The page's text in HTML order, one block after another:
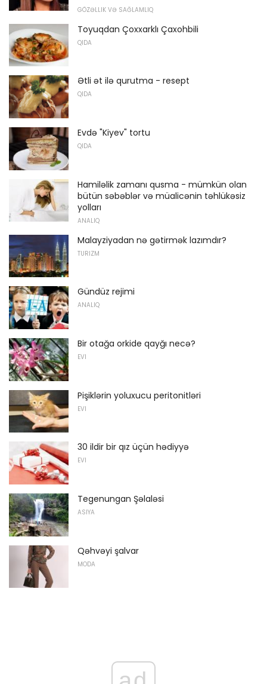
GÖZƏLLIK VƏ SAĞLAMLIQ
Toyuqdan Çoxxarklı Çaxohbili
QIDA
Ətli ət ilə qurutma - resept
QIDA
Evdə "Kiyev" tortu
QIDA
Hamiləlik zamanı qusma - mümkün olan
bütün səbəblər və müalicənin təhlükəsiz
yolları
ANALIQ
Malayziyadan nə gətirmək lazımdır?
TURIZM
Gündüz rejimi
ANALIQ
Bir otağa orkide qayğı necə?
EVI
Pişiklərin yoluxucu peritonitləri
EVI
30 ildir bir qız üçün hədiyyə
EVI
Tegenungan Şəlaləsi
ASIYA
Qəhvəyi şalvar
MODA